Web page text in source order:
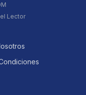
Lector